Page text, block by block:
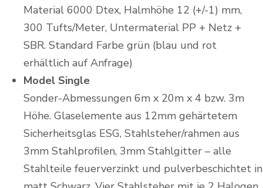
Material 6000 Dtex, Halmhöhe 12 (+/-1) mm,
300 Tufts/Meter, Untermaterial PP + Netz +
SBR. Standard Farbe grün (blau und rot
erhältlich auf Anfrage)
Model Single
Sonder-Abmessungen 6m x 20m x 4 bzw. 3m
Höhe. Glaselemente aus 12mm gehärtetem
Sicherheitsglas ESG, Stahlsteher/rahmen aus
3mm Stahlprofilen, 3mm Stahlgitter – alle
Stahlteile feuerverzinkt und pulverbeschichtet in